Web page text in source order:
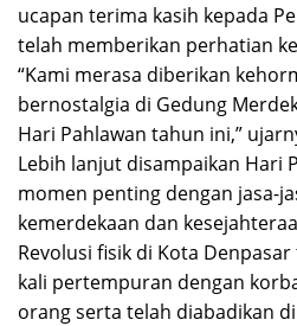
ucapan terima kasih kepada
telah memberikan perhatian
“Kami merasa diberikan
bernostalgia di Gedung
Hari Pahlawan tahun ini,”
Lebih lanjut disampaikan Hari
momen penting dengan jasa-
kemerdekaan dan
Revolusi fisik di Kota
kali pertempuran dengan
orang serta telah diabadikan